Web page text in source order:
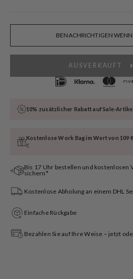
BENACHRICHTIGEN
AUSVERKAUFT
10% zusätzlicher Rabatt auf Sale-Artikel
Kostenlose Work Bag im Wert von 109 €
€
Bis 17 Uhr bestellen und kostenlosen
sichern*
Kostenlose Abholung an einem DHL
Einfache Rückgabe
Bezahlen Sie auf Ihre Weise – jetzt